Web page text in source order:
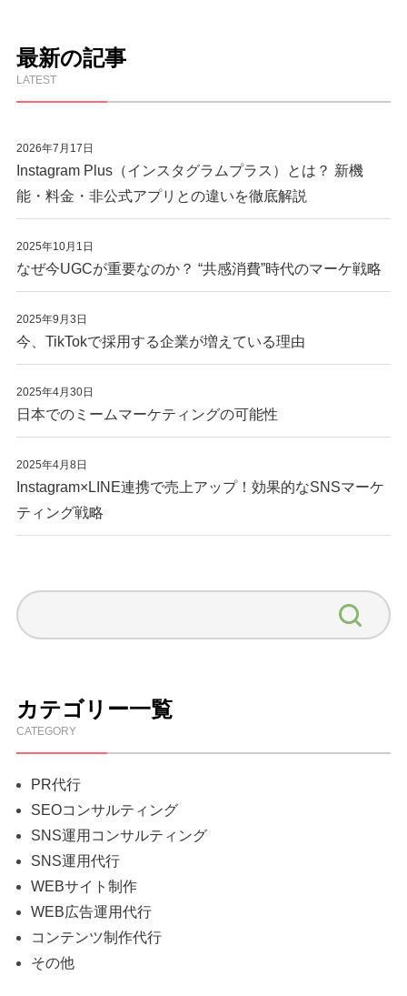
最新の記事
LATEST
2026年7月17日
Instagram Plus（インスタグラムプラス）とは？ 新機
能・料金・非公式アプリとの違いを徹底解説
2025年10月1日
なぜ今UGCが重要なのか？ “共感消費”時代のマーケ戦略
2025年9月3日
今、TikTokで採用する企業が増えている理由
2025年4月30日
日本でのミームマーケティングの可能性
2025年4月8日
Instagram×LINE連携で売上アップ！効果的なSNSマーケ
ティング戦略
カテゴリー一覧
CATEGORY
PR代行
SEOコンサルティング
SNS運用コンサルティング
SNS運用代行
WEBサイト制作
WEB広告運用代行
コンテンツ制作代行
その他